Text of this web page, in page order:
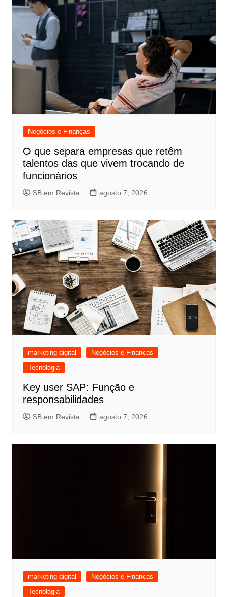
Negócios e Finanças
O que separa empresas que retêm
talentos das que vivem trocando de
funcionários
SB em Revista agosto 7, 2026
marketing digital
Negócios e Finanças
Tecnologia
Key user SAP: Função e
responsabilidades
SB em Revista agosto 7, 2026
marketing digital
Negócios e Finanças
Tecnologia